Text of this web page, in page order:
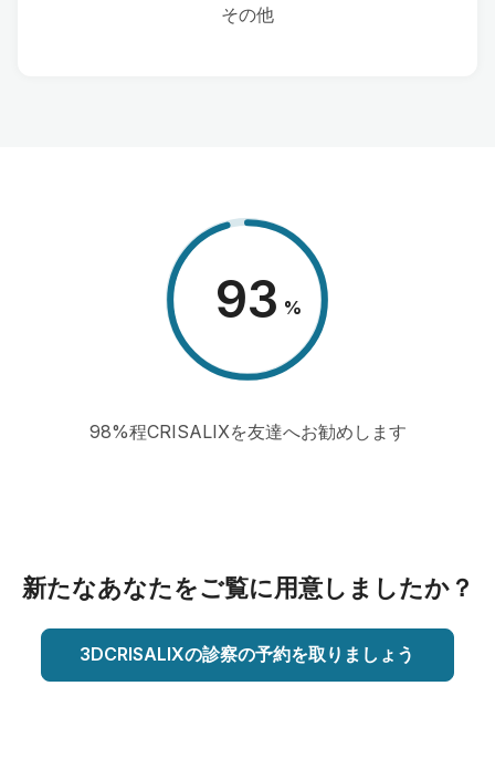
その他
98 %
98%程CRISALIXを友達へお勧めします
新たなあなたをご覧に用意しましたか？
3DCRISALIXの診察の予約を取りましょう